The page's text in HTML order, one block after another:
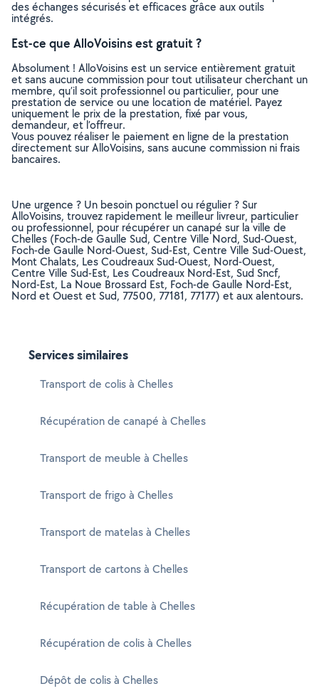
des échanges sécurisés et efficaces grâce aux outils
intégrés.
Est-ce que AlloVoisins est gratuit ?
Absolument ! AlloVoisins est un service entièrement gratuit
et sans aucune commission pour tout utilisateur cherchant un
membre, qu’il soit professionnel ou particulier, pour une
prestation de service ou une location de matériel. Payez
uniquement le prix de la prestation, fixé par vous,
demandeur, et l’offreur.
Vous pouvez réaliser le paiement en ligne de la prestation
directement sur AlloVoisins, sans aucune commission ni frais
bancaires.
Une urgence ? Un besoin ponctuel ou régulier ? Sur
AlloVoisins, trouvez rapidement le meilleur livreur, particulier
ou professionnel, pour récupérer un canapé sur la ville de
Chelles (Foch-de Gaulle Sud, Centre Ville Nord, Sud-Ouest,
Foch-de Gaulle Nord-Ouest, Sud-Est, Centre Ville Sud-Ouest,
Mont Chalats, Les Coudreaux Sud-Ouest, Nord-Ouest,
Centre Ville Sud-Est, Les Coudreaux Nord-Est, Sud Sncf,
Nord-Est, La Noue Brossard Est, Foch-de Gaulle Nord-Est,
Nord et Ouest et Sud, 77500, 77181, 77177) et aux alentours.
Services similaires
Transport de colis à Chelles
Récupération de canapé à Chelles
Transport de meuble à Chelles
Transport de frigo à Chelles
Transport de matelas à Chelles
Transport de cartons à Chelles
Récupération de table à Chelles
Récupération de colis à Chelles
Dépôt de colis à Chelles